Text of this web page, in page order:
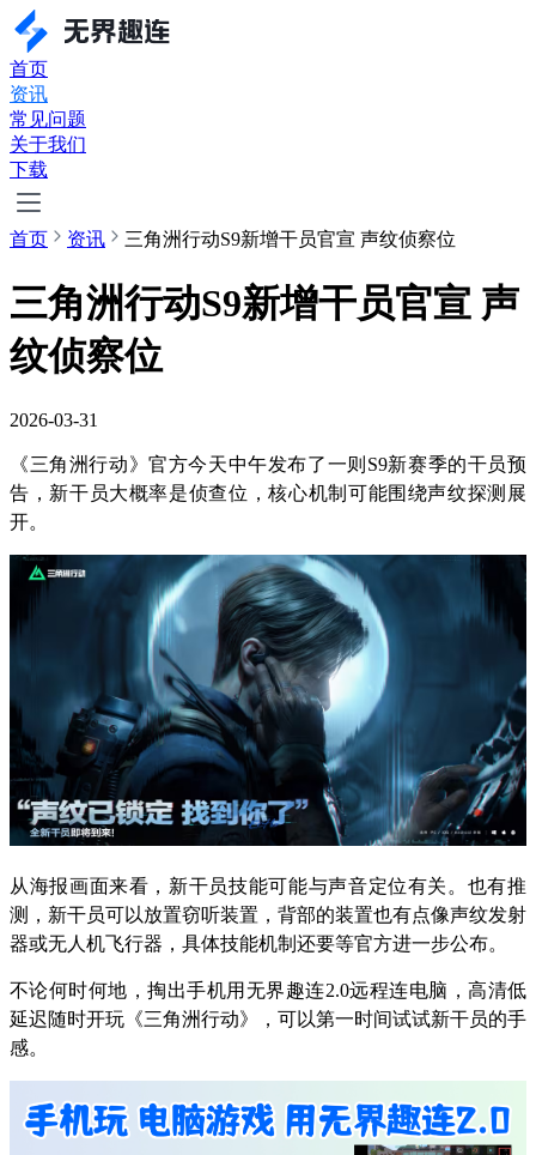
首页
资讯
常见问题
关于我们
下载
首页 资讯 三角洲行动S9新增干员官宣 声纹侦察位
三角洲行动S9新增干员官宣 声
纹侦察位
2026-03-31
《三角洲行动》官方今天中午发布了一则S9新赛季的干员预
告，新干员大概率是侦查位，核心机制可能围绕声纹探测展
开。
从海报画面来看，新干员技能可能与声音定位有关。也有推
测，新干员可以放置窃听装置，背部的装置也有点像声纹发射
器或无人机飞行器，具体技能机制还要等官方进一步公布。
不论何时何地，掏出手机用无界趣连2.0远程连电脑，高清低
延迟随时开玩《三角洲行动》，可以第一时间试试新干员的手
感。